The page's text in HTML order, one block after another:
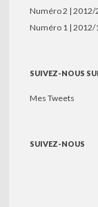
Numéro 2 | 2012/
Numéro 1 | 2012/1
SUIVEZ-NOUS
Mes Tweets
SUIVEZ-NOUS